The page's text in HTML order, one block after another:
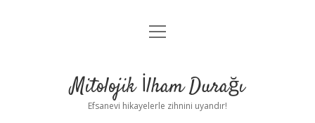
Anasayfa
Yasal Uyarı
menüyü
Mitolojik İlham Durağı
Efsanevi hikayelerle zihnini uyandır!